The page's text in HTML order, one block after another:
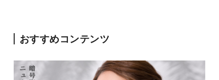
おすすめコンテンツ